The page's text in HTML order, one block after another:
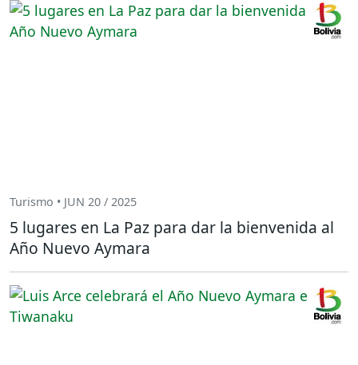
Turismo • JUN 20 / 2025
5 lugares en La Paz para dar la bienvenida al
Año Nuevo Aymara